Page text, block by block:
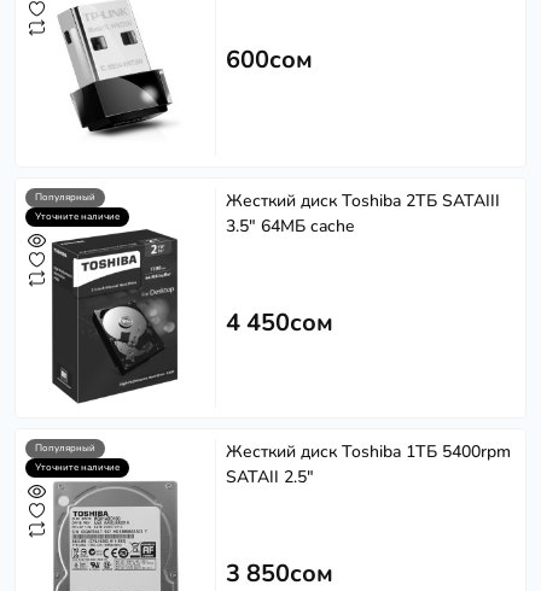
600сом
Популярный
Уточните наличие
Жесткий диск Toshiba 2ТБ SATAIII
3.5" 64МБ cache
4 450сом
Популярный
Уточните наличие
Жесткий диск Toshiba 1ТБ 5400rpm
SATAII 2.5"
3 850сом